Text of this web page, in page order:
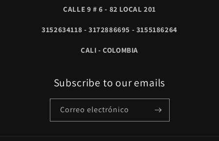
CALLE 9 # 6 - 82 LOCAL 201
3152634118 - 3172886695 - 3155186264
CALI - COLOMBIA
Subscribe to our emails
Correo electrónico